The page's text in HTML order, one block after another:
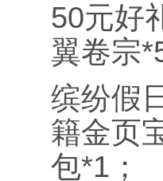
50元好
翼卷宗
缤纷假
籍金页
包*1；